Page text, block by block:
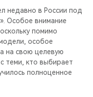
недавно в России под
Особое внимание
помимо
особое
на свою целевую
теми, кто выбирает
полноценное